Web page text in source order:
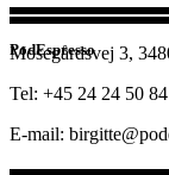
PodEspresso
Mosegårdsvej 3,
Tel: +45 24 24 50 84
E-mail: